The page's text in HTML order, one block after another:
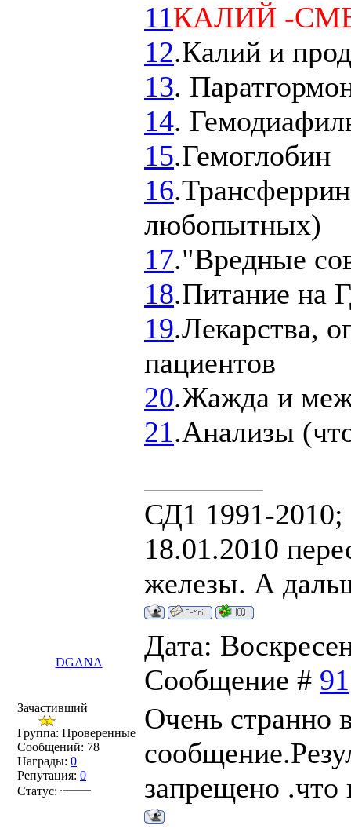
11КАЛИЙ -
12.Калий и
13.
14.
15.Гемоглобин
16
любопытных)
17."Вредные
18.Питание на
19.Лекарства,
пациентов
20.Жажда и
21.Анализы
СД1 1991-
18.01.2010
железы. А
DGANA
Дата:
Сообщение # 91
Зачастивший
Группа: Проверенные
Сообщений: 78
Награды: 0
Репутация: 0
Статус:
Очень странно
запрещено .что